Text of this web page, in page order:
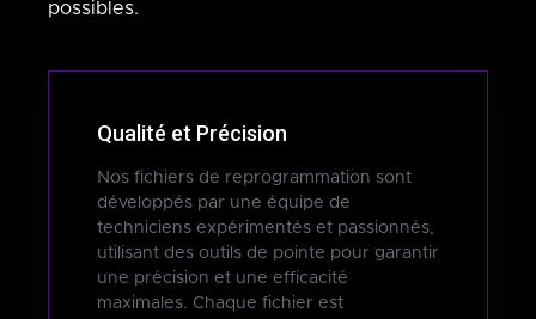
possibles.
Qualité et Précision
Nos fichiers de reprogrammation sont
développés par une équipe de
techniciens expérimentés et passionnés,
utilisant des outils de pointe pour garantir
une précision et une efficacité
maximales. Chaque fichier est